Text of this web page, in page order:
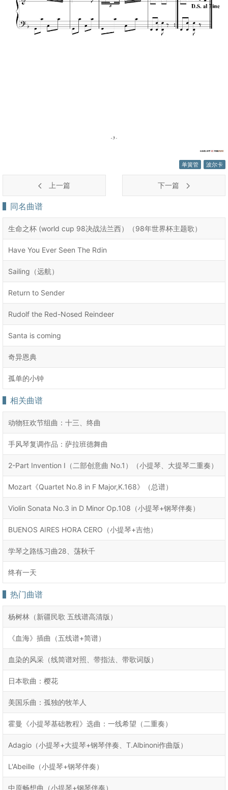
单簧管 波尔卡
上一篇 下一篇
同名曲谱
生命之杯 (world cup 98决战法兰西）（98年世界杯主题歌）
Have You Ever Seen The Rdin
Sailing（远航）
Return to Sender
Rudolf the Red-Nosed Reindeer
Santa is coming
奇异恩典
孤单的小钟
相关曲谱
动物狂欢节组曲：十三、终曲
手风琴复调作品：萨拉班德舞曲
2-Part Invention I（二部创意曲 No.1）（小提琴、大提琴二重奏）
Mozart《Quartet No.8 in F Major,K.168》（总谱）
Violin Sonata No.3 in D Minor Op.108（小提琴+钢琴伴奏）
BUENOS AIRES HORA CERO（小提琴+吉他）
学琴之路练习曲28、荡秋千
终有一天
热门曲谱
杨树林（新疆民歌 五线谱高清版）
《血海》插曲（五线谱+简谱）
血染的风采（线简谱对照、带指法、带歌词版）
日本歌曲：樱花
美国乐曲：孤独的牧羊人
霍曼《小提琴基础教程》选曲：一线希望（二重奏）
Adagio（小提琴+大提琴+钢琴伴奏、T.Albinoni作曲版）
L'Abeille（小提琴+钢琴伴奏）
中原畅想曲（小提琴+钢琴伴奏）